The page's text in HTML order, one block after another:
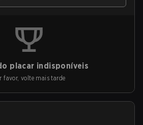
placar indisponíveis
favor, volte mais tarde